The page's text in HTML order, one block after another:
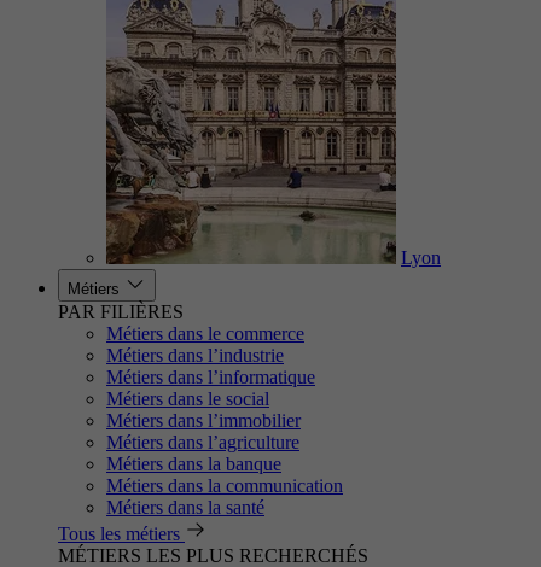
Lyon
Métiers
PAR FILIÈRES
Métiers dans le commerce
Métiers dans l’industrie
Métiers dans l’informatique
Métiers dans le social
Métiers dans l’immobilier
Métiers dans l’agriculture
Métiers dans la banque
Métiers dans la communication
Métiers dans la santé
Tous les métiers
MÉTIERS LES PLUS RECHERCHÉS